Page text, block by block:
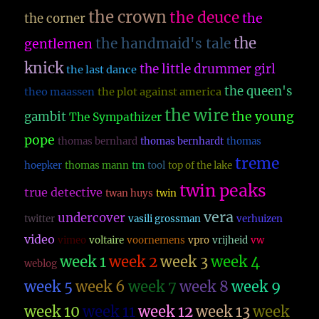
the corner the crownthe deuce the
gentlemen the handmaid's talethe
knick the last dance the little drummer girl
theo maassen the plot against america the queen's
gambit The Sympathizer the wire the young
pope thomas bernhard thomas bernhardt thomas
hoepker thomas mann tm tool top of the lake treme
true detective twan huys twin twin peaks
twitter undercover vasili grossman vera verhuizen
video vimeo voltaire voornemens vpro vrijheid vw
weblog week 1week 2week 3week 4
week 5 week 6 week 7 week 8 week 9
week 10 week 11week 12week 13week